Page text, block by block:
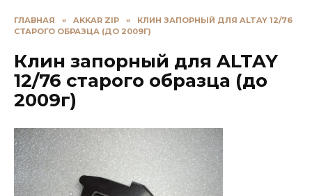
ГЛАВНАЯ » AKKAR ZIP »
КЛИН ЗАПОРНЫЙ ДЛЯ ALTAY 12/76
СТАРОГО ОБРАЗЦА (ДО 2009Г)
Клин запорный для ALTAY
12/76 старого образца (до
2009г)